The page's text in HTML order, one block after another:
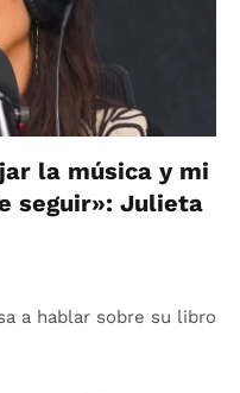
la música y mi
seguir»: Julieta
a hablar sobre su libro